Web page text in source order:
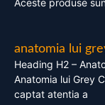
Aceste produse
anatomia lui
Heading H2 –
Anatomia lui Grey
captat atentia a